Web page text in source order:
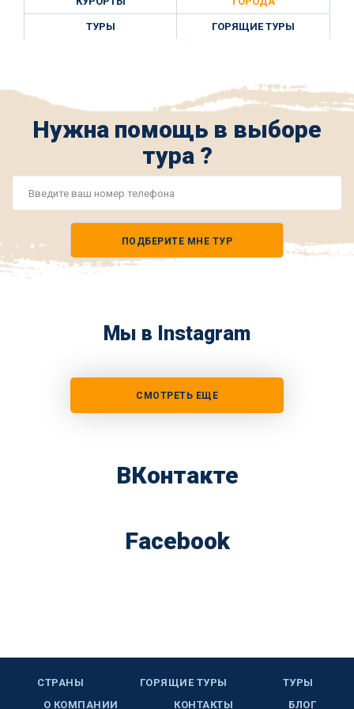
ТУРЫ ГОРЯЩИЕ ТУРЫ
Нужна помощь в выборе
тура ?
ПОДБЕРИТЕ МНЕ ТУР
Мы в Instagram
СМОТРЕТЬ ЕЩЕ
ВКонтакте
Facebook
СТРАНЫ ГОРЯЩИЕ ТУРЫ
ТУРЫ
О КОМПАНИИ
КОНТАКТЫ БЛОГ